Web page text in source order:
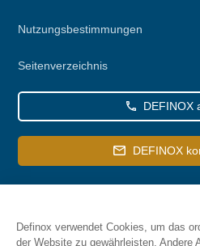
Nutzungsbestimmungen
Seitenverzeichnis
DEFINOX
DEFINOX
Definox verwendet Cookies, um das
der Website zu gewährleisten. Andere